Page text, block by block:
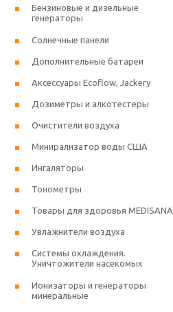
Бензиновые и дизельные
генераторы
Солнечные панели
Дополнительные батареи
Аксессуары Ecoflow, Jackery
Дозиметры и алкотестеры
Очистители воздуха
Минирализатор воды США
Ингаляторы
Тонометры
Товары для здоровья MEDISANA
Увлажнители воздуха
Системы охлаждения.
Уничтожители насекомых
Ионизаторы и генераторы
минеральные